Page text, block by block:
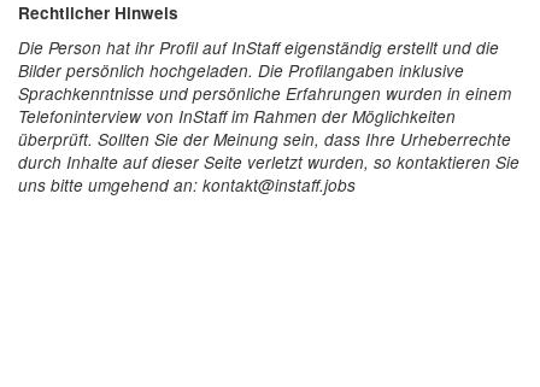
Rechtlicher Hinweis
Die Person hat ihr Profil auf InStaff eigenständig erstellt und die
Bilder persönlich hochgeladen. Die Profilangaben inklusive
Sprachkenntnisse und persönliche Erfahrungen wurden in einem
Telefoninterview von InStaff im Rahmen der Möglichkeiten
überprüft. Sollten Sie der Meinung sein, dass Ihre Urheberrechte
durch Inhalte auf dieser Seite verletzt wurden, so kontaktieren Sie
uns bitte umgehend an: kontakt@instaff.jobs